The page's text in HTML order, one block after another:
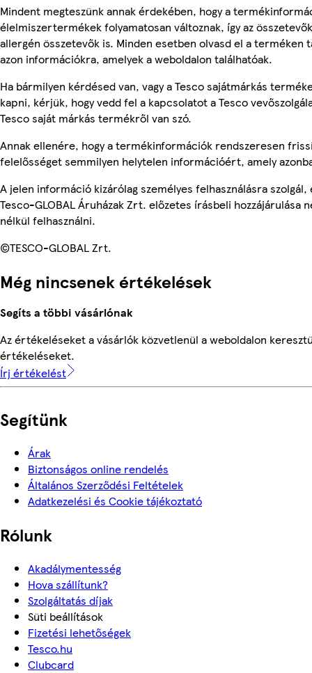
Mindent megteszünk annak érdekében, hogy a
élelmiszertermékek folyamatosan változnak, így az
allergén összetevők is. Minden esetben olvasd el a terméken
azon információkra, amelyek a weboldalon találhatóak.
Ha bármilyen kérdésed van, vagy a Tesco sajátmárkás
kapni, kérjük, hogy vedd fel a kapcsolatot a Tesco
Tesco saját márkás termékről van szó.
Annak ellenére, hogy a termékinformációk rendszeresen
felelősséget semmilyen helytelen információért, amely
A jelen információ kizárólag személyes felhasználásra
Tesco-GLOBAL Áruházak Zrt. előzetes írásbeli hozzájárulása
nélkül felhasználni.
©TESCO-GLOBAL Zrt.
Még nincsenek értékelések
Segíts a többi vásárlónak
Az értékeléseket a vásárlók közvetlenül a weboldalon
értékeléseket.
Írj értékelést
Segítünk
Árak
Biztonságos online rendelés
Általános Szerződési Feltételek
Adatkezelési és Cookie tájékoztató
Rólunk
Akadálymentesség
Hova szállítunk?
Szolgáltatás díjak
Süti beállítások
Fizetési lehetőségek
Tesco.hu
Clubcard